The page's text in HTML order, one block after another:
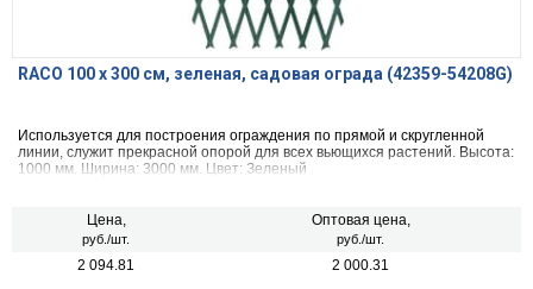
RACO 100 х 300 см, зеленая, садовая ограда (42359-54208G)
Используется для построения ограждения по прямой и скругленной
линии, служит прекрасной опорой для всех вьющихся растений. Высота:
1000 мм. Ширина: 3000 мм. Цвет: Зеленый
Цена,
руб./шт.
Оптовая цена,
руб./шт.
2 094.81 2 000.31